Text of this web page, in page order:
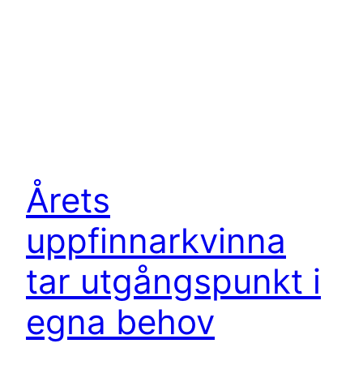
Årets
uppfinnarkvinna
tar utgångspunkt i
egna behov